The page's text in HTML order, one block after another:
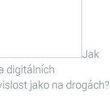
Jak
digitálních
jako na drogách?